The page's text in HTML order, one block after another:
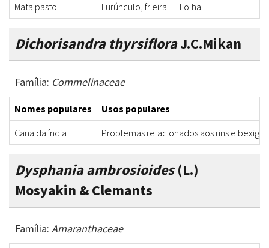
Mata pasto
Furúnculo, frieira Folha
Dichorisandra thyrsifloraJ.C.Mikan
Família: Commelinaceae
Nomes populares
Usos populares
Cana da índia
Problemas relacionados aos rins e bexiga
Dysphania ambrosioides(L.)
Mosyakin & Clemants
Família: Amaranthaceae